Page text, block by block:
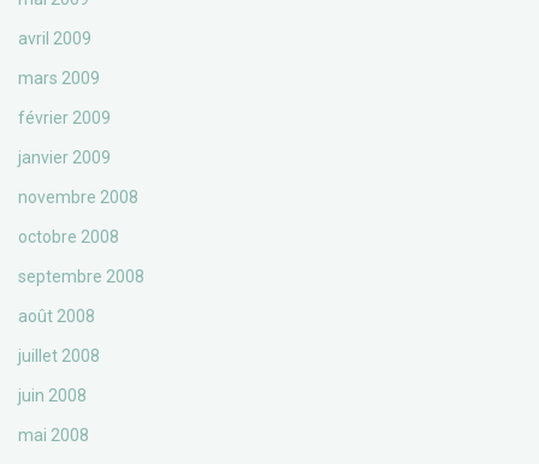
avril 2009
mars 2009
février 2009
janvier 2009
novembre 2008
octobre 2008
septembre 2008
août 2008
juillet 2008
juin 2008
mai 2008